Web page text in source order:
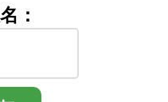
：